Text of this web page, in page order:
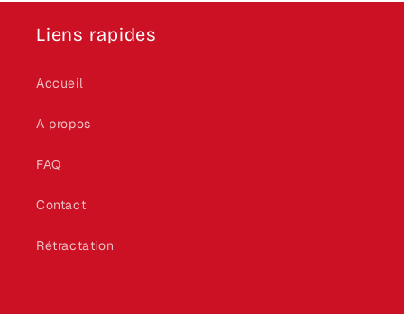
Liens rapides
Accueil
A propos
FAQ
Contact
Rétractation